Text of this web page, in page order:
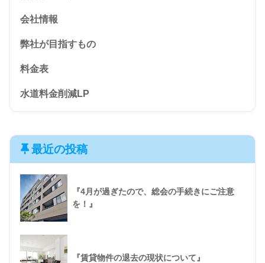
会社情報
弊社が目指すもの
料金表
水道料金削減LP
最近の投稿
『4月が過ぎたので、総会の手続きにご注意
を！』
『賃貸物件の退去の現状について』